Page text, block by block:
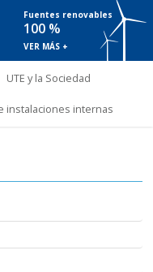
Fuentes renovables
100 %
VER MÁS +
UTE y la Sociedad
instalaciones internas